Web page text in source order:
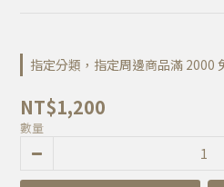
指定分類，指定周邊商品滿 2000
NT$1,200
數量